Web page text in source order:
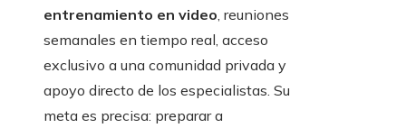
entrenamiento en video, reuniones
semanales en tiempo real, acceso
exclusivo a una comunidad privada y
apoyo directo de los especialistas. Su
meta es precisa: preparar a